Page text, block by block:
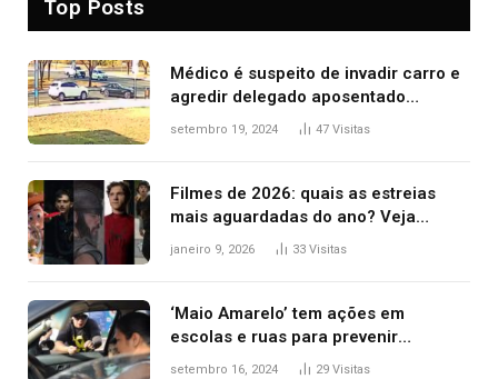
Top Posts
Médico é suspeito de invadir carro e
agredir delegado aposentado
durante confusão no trânsito
setembro 19, 2024 47 Visitas
Filmes de 2026: quais as estreias
mais aguardadas do ano? Veja
principais lançamentos do cinema
janeiro 9, 2026 33 Visitas
‘Maio Amarelo’ tem ações em
escolas e ruas para prevenir
acidentes no trânsito no AP
setembro 16, 2024 29 Visitas